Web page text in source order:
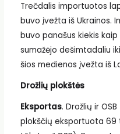
Trečdalis importuotos
buvo įvežta iš Ukrainos.
buvo panašus kiekis
sumažėjo dešimtadaliu
šios medienos įvežta iš
Drožlių plokštės
Eksportas. Drožlių ir
plokščių eksportuota 69